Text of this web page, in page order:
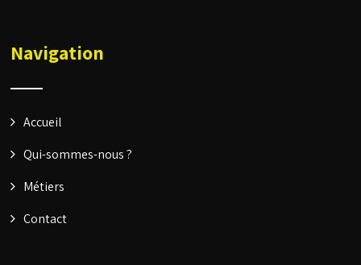
Navigation
Accueil
Qui-sommes-nous ?
Métiers
Contact